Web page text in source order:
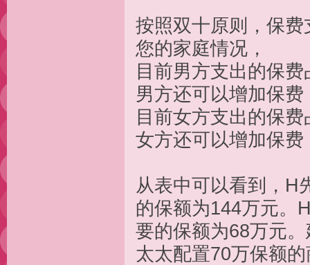
按照双十原则，保
您的家
目前男方支出的
男方还可以增
目前女方支出的
女方还可以增
从表中可以看到，H
的保额为144万元。
要的保额为68万元
太太配置70万保额